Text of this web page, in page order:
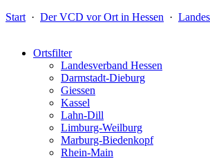
Start · Der VCD vor Ort in Hessen ·
Ortsfilter
Landesverband Hessen
Darmstadt-Dieburg
Giessen
Kassel
Lahn-Dill
Limburg-Weilburg
Marburg-Biedenkopf
Rhein-Main